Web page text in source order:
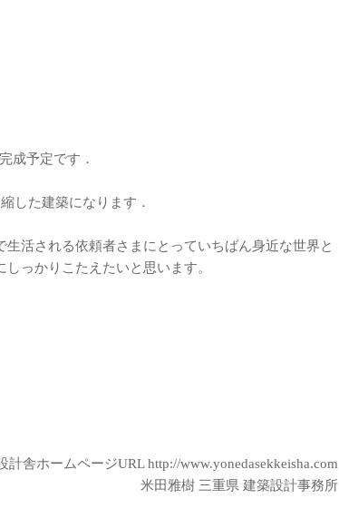
成予定です．
した建築になります．
活される依頼者さまにとっていちばん身近な世界と
しっかりこたえたいと思います。
計舎ホームページURLhttp://www.yonedasekkeisha.com
米田雅樹 三重県 建築設計事務所